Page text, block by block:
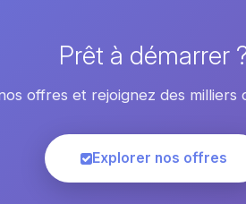
Prêt à démarrer
offres et rejoignez des milliers
Explorer nos offres